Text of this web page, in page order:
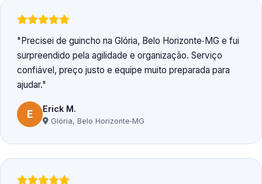
Precisei de guincho na Glória, Belo Horizonte‑MG e fui
surpreendido pela agilidade e organização. Serviço
confiável, preço justo e equipe muito preparada para
ajudar.
E Erick M.
Glória, Belo Horizonte‑MG